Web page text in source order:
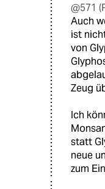
@571
Auch
ist
von
Zeug
Ich
statt
neue
zum